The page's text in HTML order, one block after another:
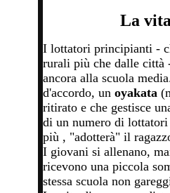
La
I lottatori principianti -
rurali più che dalle città
ancora alla scuola
d'accordo, un oyakata
ritirato e che gestisce
di un numero di lottatori
più , "adotterà" il
I giovani si allenano,
ricevono una piccola
stessa scuola non